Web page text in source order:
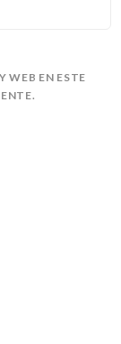
WEB EN ESTE